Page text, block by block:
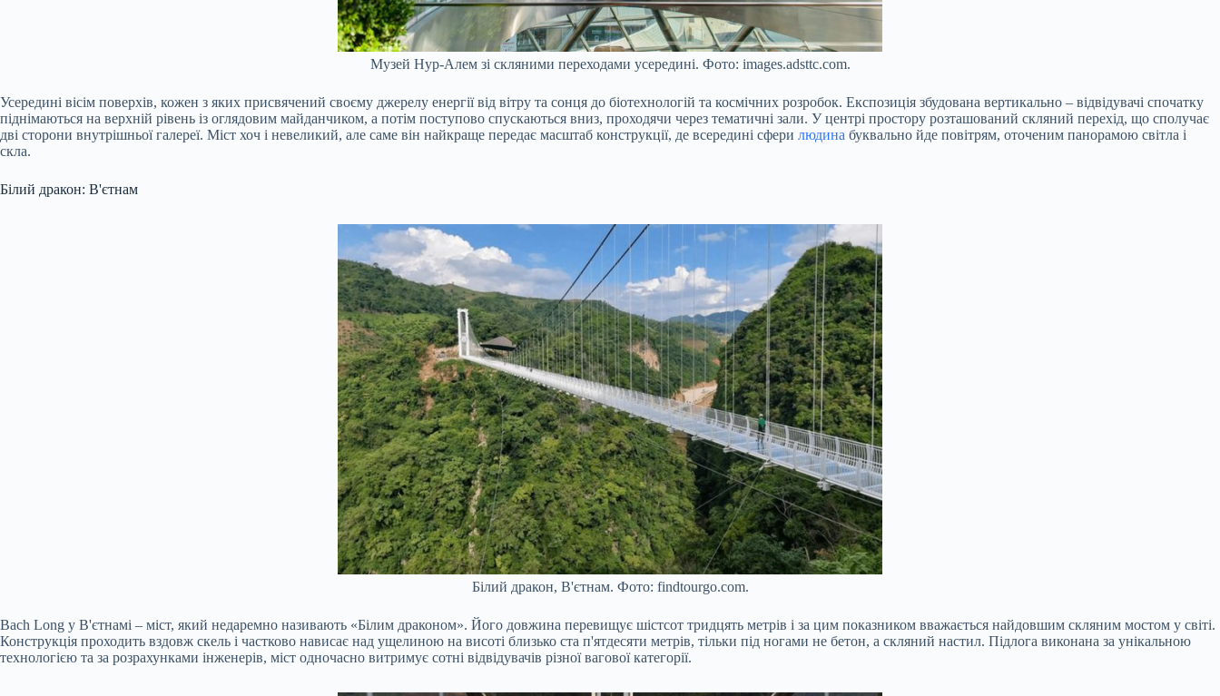
Музей Нур-Алем зі скляними переходами усередині. Фото: images.adsttc.com.
Усередині вісім поверхів, кожен з яких присвячений своєму джерелу енергії від вітру та сонця до біотехнологій та космічних розробок. Експозиція збудована вертикально – відвідувачі спочатку
піднімаються на верхній рівень із оглядовим майданчиком, а потім поступово спускаються вниз, проходячи через тематичні зали. У центрі простору розташований скляний перехід, що сполучає
дві сторони внутрішньої галереї. Міст хоч і невеликий, але саме він найкраще передає масштаб конструкції, де всередині сфери людина буквально йде повітрям, оточеним панорамою світла і
скла.
Білий дракон: В'єтнам
Білий дракон, В'єтнам. Фото: findtourgo.com.
Bach Long у В'єтнамі – міст, який недаремно називають «Білим драконом». Його довжина перевищує шістсот тридцять метрів і за цим показником вважається найдовшим скляним мостом у світі.
Конструкція проходить вздовж скель і частково нависає над ущелиною на висоті близько ста п'ятдесяти метрів, тільки під ногами не бетон, а скляний настил. Підлога виконана за унікальною
технологією та за розрахунками інженерів, міст одночасно витримує сотні відвідувачів різної вагової категорії.